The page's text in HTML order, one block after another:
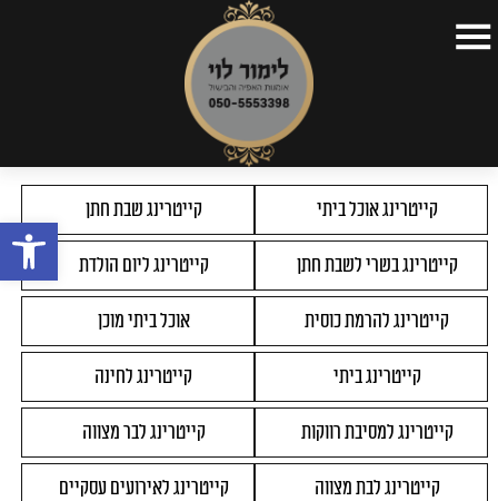
דף הבית
קצת על עצמי
תפריטים
כתבות
סרטונים
השקות
צור קשר
תפריט קינוחים
קייטרינג אוכל ביתי קייטרינג שבת חתן
קייטרינג בשרי לשבת חתן קייטרינג ליום הולדת
קייטרינג להרמת כוסית אוכל ביתי מוכן
קייטרינג ביתי קייטרינג לחינה
קייטרינג למסיבת רווקות קייטרינג לבר מצווה
קייטרינג לבת מצווה קייטרינג לאירועים עסקיים